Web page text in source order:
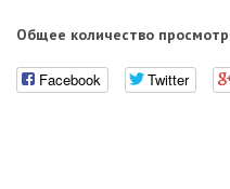
Общее количество
Facebook Twitter